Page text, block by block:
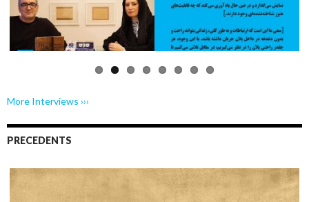
us
More Interviews ›››
PRECEDENTS